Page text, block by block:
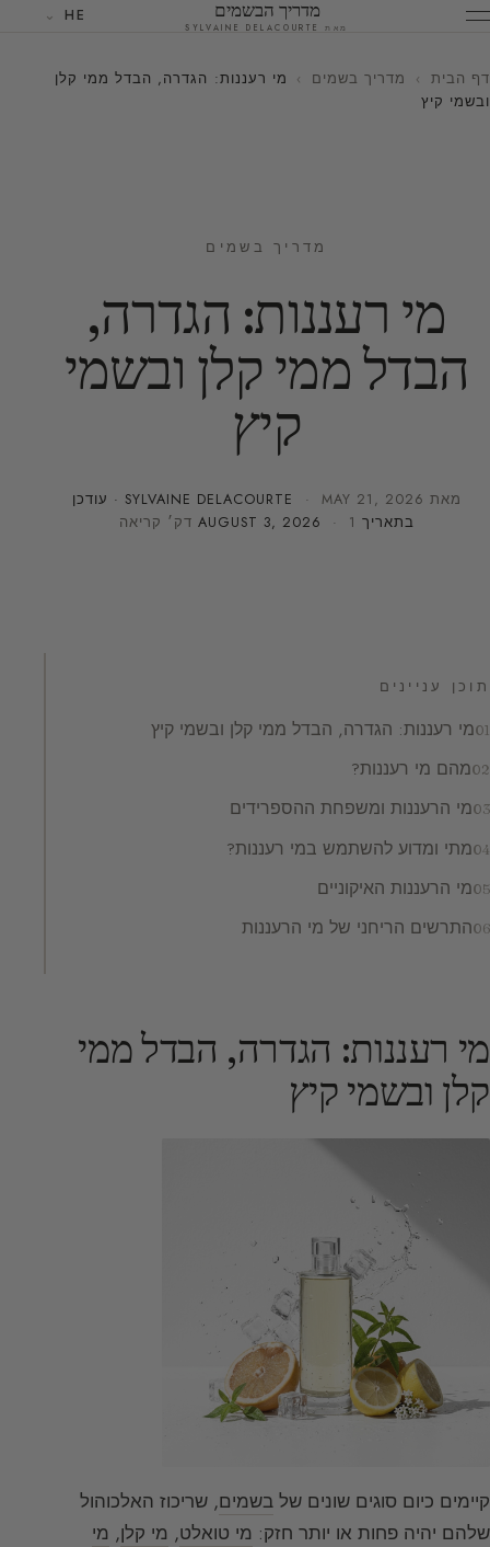
מדריך הבשמים
מאת SYLVAINE DELACOURTE
HE
דף הבית › מדריך בשמים ›
מי רעננות: הגדרה, הבדל ממי קלן
ובשמי קיץ
מדריך בשמים
מי רעננות: הגדרה,
הבדל ממי קלן ובשמי
קיץ
מאת SYLVAINE DELACOURTE · MAY 21, 2026
· עודכן
בתאריך
AUGUST 3, 2026 · 1 דק׳ קריאה
תוכן עניינים
מי רעננות: הגדרה, הבדל ממי קלן ובשמי קיץ
מהם מי רעננות?
מי הרעננות ומשפחת ההספרידים
מתי ומדוע להשתמש במי רעננות?
מי הרעננות האיקוניים
התרשים הריחני של מי הרעננות
מי רעננות: הגדרה, הבדל ממי
קלן ובשמי קיץ
קיימים כיום סוגים שונים של בשמים, שריכוז האלכוהול
שלהם יהיה פחות או יותר חזק: מי טואלט, מי קלן, מי